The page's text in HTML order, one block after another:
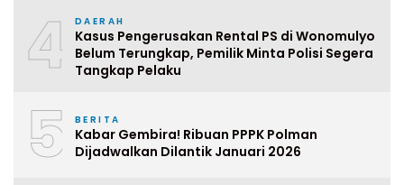
4 DAERAH
Kasus Pengerusakan Rental PS di Wonomulyo
Belum Terungkap, Pemilik Minta Polisi Segera
Tangkap Pelaku
5 BERITA
Kabar Gembira! Ribuan PPPK Polman
Dijadwalkan Dilantik Januari 2026